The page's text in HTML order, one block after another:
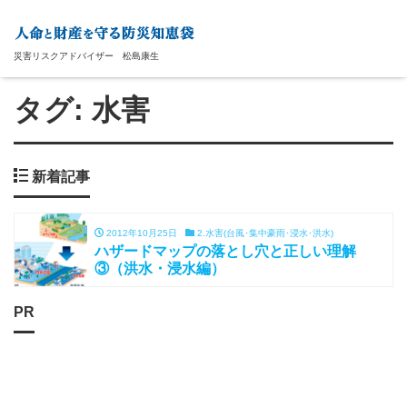
災害リスクアドバイザー 松島康生
タグ: 水害
新着記事
2012年10月25日 2.水害(台風･集中豪雨･浸水･洪水)
ハザードマップの落とし穴と正しい理解
③（洪水・浸水編）
PR